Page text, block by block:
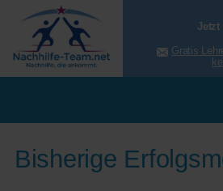
Jetzt
Gratis
Bisherige